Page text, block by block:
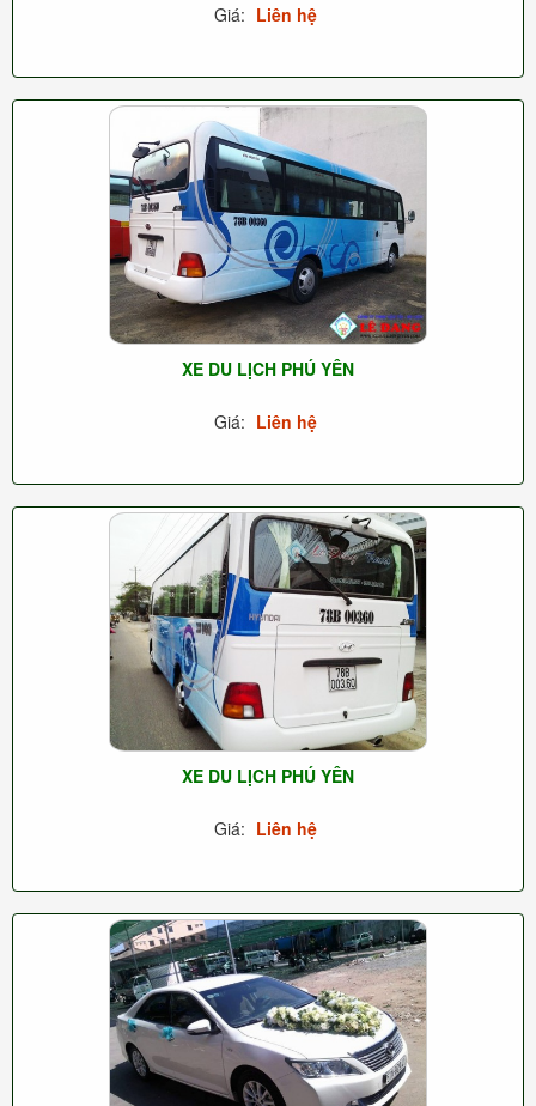
Giá: Liên hệ
XE DU LỊCH PHÚ YÊN
Giá: Liên hệ
XE DU LỊCH PHÚ YÊN
Giá: Liên hệ